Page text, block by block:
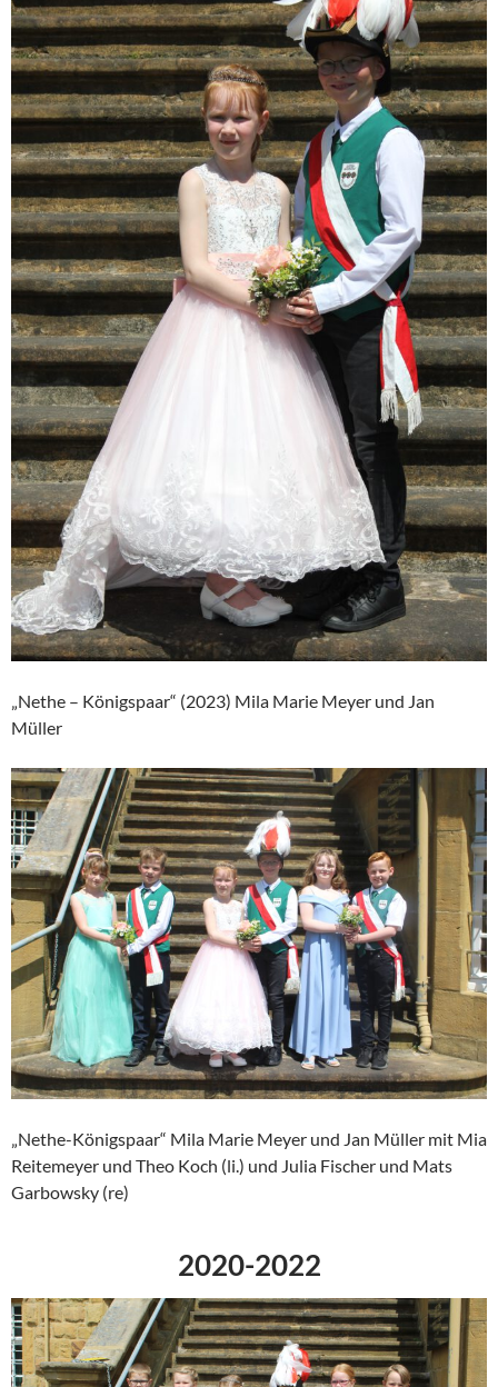
„Nethe – Königspaar“ (2023) Mila Marie Meyer und Jan
Müller
„Nethe-Königspaar“ Mila Marie Meyer und Jan Müller mit Mia
Reitemeyer und Theo Koch (li.) und Julia Fischer und Mats
Garbowsky (re)
2020-2022